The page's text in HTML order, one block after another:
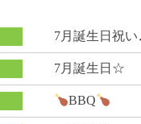
7月誕生日祝い
7月誕生日☆
BBQ